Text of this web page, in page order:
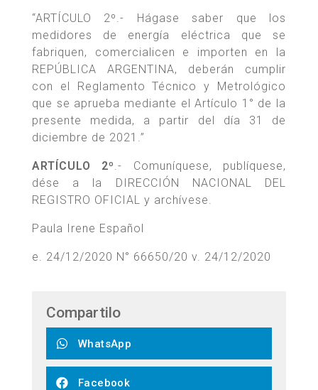
“ARTÍCULO 2º.- Hágase saber que los
medidores de energía eléctrica que se
fabriquen, comercialicen e importen en la
REPÚBLICA ARGENTINA, deberán cumplir
con el Reglamento Técnico y Metrológico
que se aprueba mediante el Artículo 1° de la
presente medida, a partir del día 31 de
diciembre de 2021.”
ARTÍCULO 2º.- Comuníquese, publíquese,
dése a la DIRECCIÓN NACIONAL DEL
REGISTRO OFICIAL y archívese.
Paula Irene Español
e. 24/12/2020 N° 66650/20 v. 24/12/2020
Compartilo
WhatsApp
Facebook